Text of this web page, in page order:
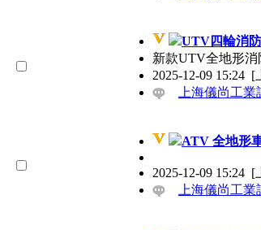
UTV四輪消
新款UTV全地形消防
2025-12-09 15:24 [
上海儀尚工
ATV 全地形
2025-12-09 15:24 [
上海儀尚工